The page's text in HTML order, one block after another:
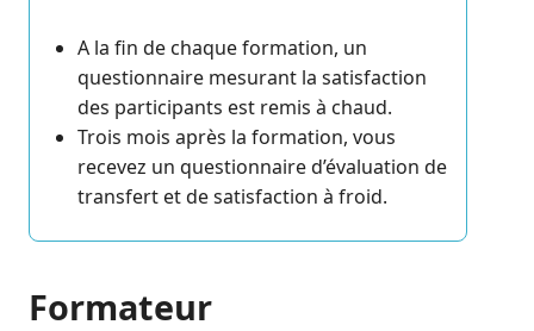
A la fin de chaque formation, un
questionnaire mesurant la satisfaction
des participants est remis à chaud.
Trois mois après la formation, vous
recevez un questionnaire d’évaluation de
transfert et de satisfaction à froid.
Formateur